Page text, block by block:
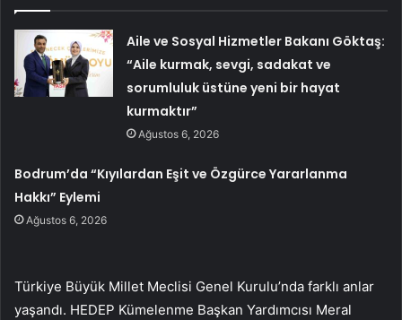
Aile ve Sosyal Hizmetler Bakanı Göktaş:
“Aile kurmak, sevgi, sadakat ve
sorumluluk üstüne yeni bir hayat
kurmaktır”
Ağustos 6, 2026
Bodrum’da “Kıyılardan Eşit ve Özgürce Yararlanma
Hakkı” Eylemi
Ağustos 6, 2026
Türkiye Büyük Millet Meclisi Genel Kurulu’nda farklı anlar
yaşandı. HEDEP Kümelenme Başkan Yardımcısı Meral